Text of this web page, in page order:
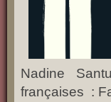
Nadine
françaises :